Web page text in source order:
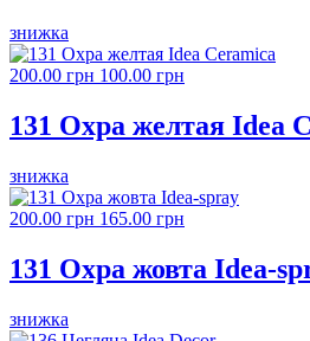
знижка
200.00 грн 100.00 грн
131 Охра желтая Idea
знижка
200.00 грн 165.00 грн
131 Охра жовта Idea-
знижка